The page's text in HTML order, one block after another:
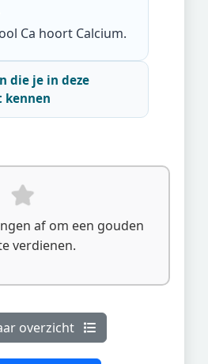
Ca hoort Calcium.
die je in deze
kennen
af om een gouden
verdienen.
overzicht